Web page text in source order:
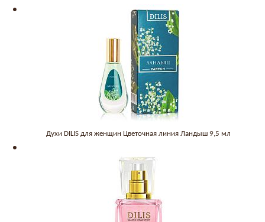
Духи DILIS для женщин Цветочная линия Ландыш 9,5 мл